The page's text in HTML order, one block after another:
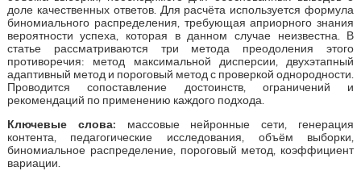
доле качественных ответов. Для расчёта используется формула
биномиального распределения, требующая априорного знания
вероятности успеха, которая в данном случае неизвестна. В
статье рассматриваются три метода преодоления этого
противоречия: метод максимальной дисперсии, двухэтапный
адаптивный метод и пороговый метод с проверкой однородности.
Проводится сопоставление достоинств, ограничений и
рекомендаций по применению каждого подхода.
Ключевые слова: массовые нейронные сети, генерация
контента, педагогические исследования, объём выборки,
биномиальное распределение, пороговый метод, коэффициент
вариации.